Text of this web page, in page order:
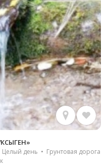
день • Грунтовая дорога